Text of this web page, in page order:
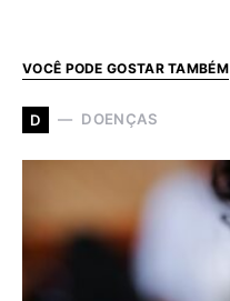
VOCÊ PODE GOSTAR TAMBÉM
D DOENÇAS